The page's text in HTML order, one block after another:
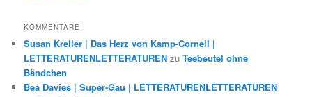
KOMMENTARE
Susan Kreller | Das Herz von Kamp-Cornell |
LETTERATURENLETTERATUREN zuTeebeutel ohne
Bändchen
Bea Davies | Super-Gau | LETTERATURENLETTERATUREN